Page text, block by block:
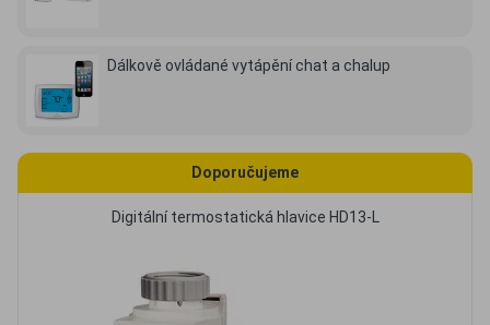
Dálkově ovládané vytápění chat a chalup
Doporučujeme
Digitální termostatická hlavice HD13-L